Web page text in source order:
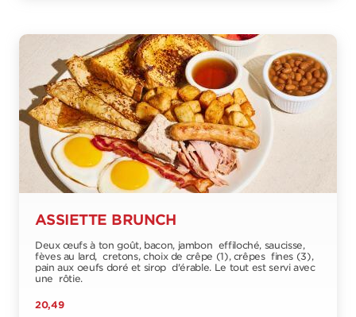
ASSIETTE BRUNCH
Deux œufs à ton goût, bacon, jambon effiloché, saucisse,
fèves au lard, cretons, choix de crêpe (1), crêpes fines (3),
pain aux oeufs doré et sirop d'érable. Le tout est servi avec
une rôtie.
20,49